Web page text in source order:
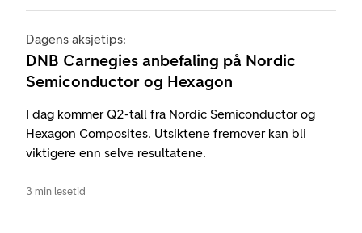
Dagens aksjetips:
DNB Carnegies anbefaling på Nordic
Semiconductor og Hexagon
I dag kommer Q2-tall fra Nordic Semiconductor og
Hexagon Composites. Utsiktene fremover kan bli
viktigere enn selve resultatene.
3 min lesetid